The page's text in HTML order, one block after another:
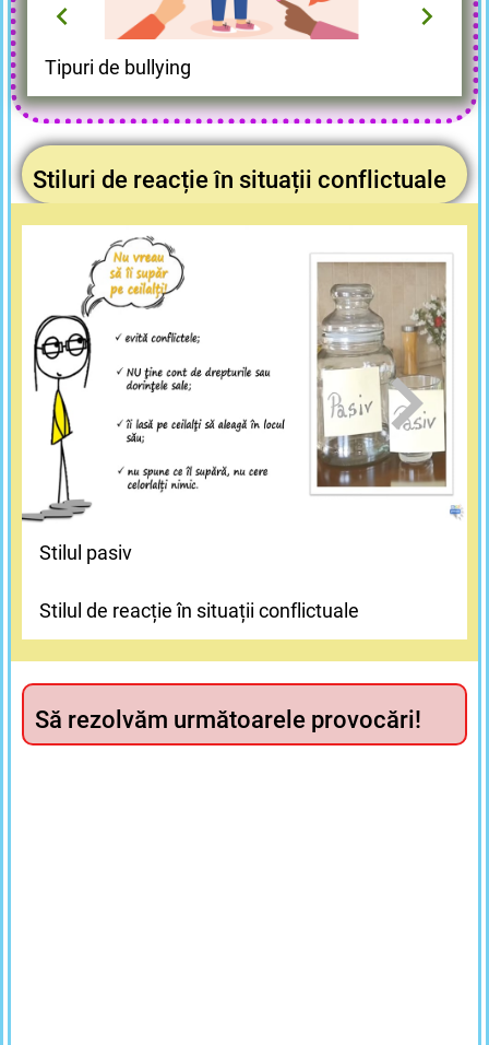
Lovire, împingere, deteriorarea
bunurilor.
Insulte, porecle, amenințări.
Intimidare, manipulare.
Excludere, răspândire de zvonuri.
Tipuri de bullying
Stiluri de reacție în situații conflictuale
Stilul pasiv
Stilul de reacție în situații conflictuale
Să rezolvăm următoarele provocări!